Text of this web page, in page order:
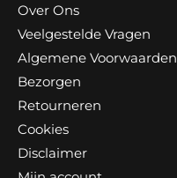
Over Ons
Veelgestelde Vragen
Algemene Voorwaarden
Bezorgen
Retourneren
Cookies
Disclaimer